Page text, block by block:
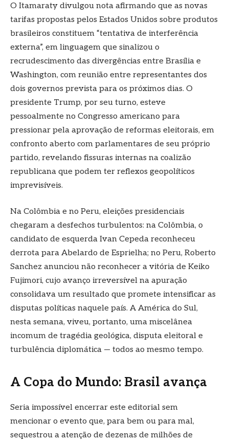
O Itamaraty divulgou nota afirmando que as novas
tarifas propostas pelos Estados Unidos sobre produtos
brasileiros constituem “tentativa de interferência
externa”, em linguagem que sinalizou o
recrudescimento das divergências entre Brasília e
Washington, com reunião entre representantes dos
dois governos prevista para os próximos dias. O
presidente Trump, por seu turno, esteve
pessoalmente no Congresso americano para
pressionar pela aprovação de reformas eleitorais, em
confronto aberto com parlamentares de seu próprio
partido, revelando fissuras internas na coalizão
republicana que podem ter reflexos geopolíticos
imprevisíveis.
Na Colômbia e no Peru, eleições presidenciais
chegaram a desfechos turbulentos: na Colômbia, o
candidato de esquerda Ivan Cepeda reconheceu
derrota para Abelardo de Esprielha; no Peru, Roberto
Sanchez anunciou não reconhecer a vitória de Keiko
Fujimori, cujo avanço irreversível na apuração
consolidava um resultado que promete intensificar as
disputas políticas naquele país. A América do Sul,
nesta semana, viveu, portanto, uma miscelânea
incomum de tragédia geológica, disputa eleitoral e
turbulência diplomática — todos ao mesmo tempo.
A Copa do Mundo: Brasil avança
Seria impossível encerrar este editorial sem
mencionar o evento que, para bem ou para mal,
sequestrou a atenção de dezenas de milhões de